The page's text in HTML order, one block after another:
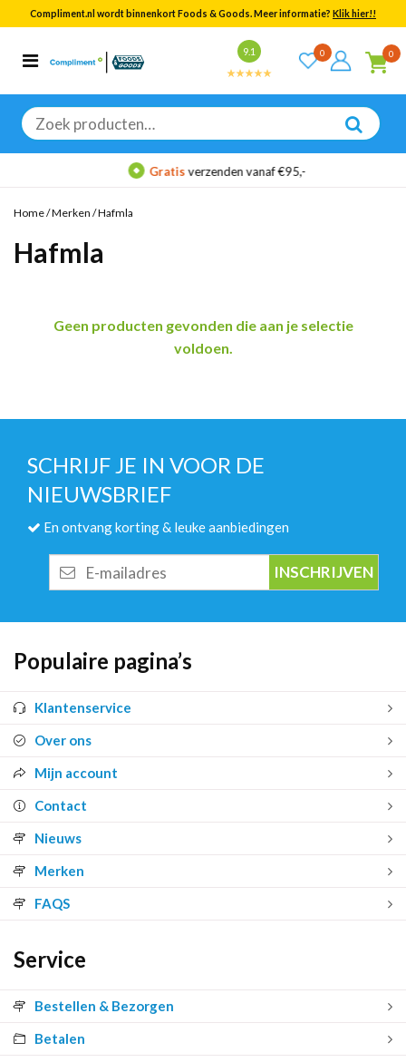
Compliment.nl wordt binnenkort Foods & Goods. Meer informatie? Klik hier!!
9.1 0 0
Zoeken
naar:
Categorieën
Bekijk alle resultaten
Gratisverzenden vanaf €95,-
Home/Merken /Hafmla
Hafmla
Geen producten gevonden die aan je selectie
voldoen.
SCHRIJF JE IN VOOR DE
NIEUWSBRIEF
En ontvang korting & leuke aanbiedingen
mailadres
Populaire pagina’s
Klantenservice
Over ons
Mijn account
Contact
Nieuws
Merken
FAQS
Service
Bestellen & Bezorgen
Betalen